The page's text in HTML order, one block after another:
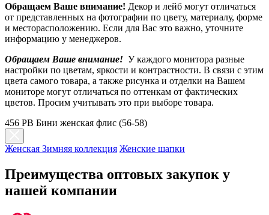
Обращаем Ваше внимание! Декор и лейб могут отличаться
от представленных на фотографии по цвету, материалу, форме
и месторасположению. Если для Вас это важно, уточните
информацию у менеджеров.
Обращаем Ваше внимание! У каждого монитора разные
настройки по цветам, яркости и контрастности. В связи с этим
цвета самого товара, а также рисунка и отделки на Вашем
мониторе могут отличаться по оттенкам от фактических
цветов. Просим учитывать это при выборе товара.
456 PB Бини женская флис (56-58)
Женская Зимняя коллекция Женские шапки
Преимущества оптовых закупок у
нашей компании